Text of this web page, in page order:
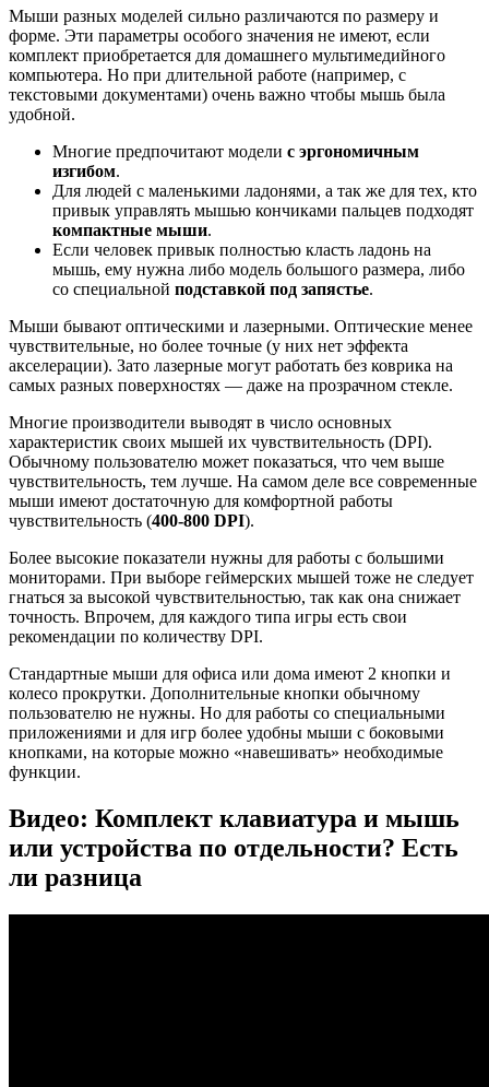
Мыши разных моделей сильно различаются по размеру и
форме. Эти параметры особого значения не имеют, если
комплект приобретается для домашнего мультимедийного
компьютера. Но при длительной работе (например, с
текстовыми документами) очень важно чтобы мышь была
удобной.
Многие предпочитают модели с эргономичным
изгибом.
Для людей с маленькими ладонями, а так же для тех, кто
привык управлять мышью кончиками пальцев подходят
компактные мыши.
Если человек привык полностью класть ладонь на
мышь, ему нужна либо модель большого размера, либо
со специальной подставкой под запястье.
Мыши бывают оптическими и лазерными. Оптические менее
чувствительные, но более точные (у них нет эффекта
акселерации). Зато лазерные могут работать без коврика на
самых разных поверхностях — даже на прозрачном стекле.
Многие производители выводят в число основных
характеристик своих мышей их чувствительность (DPI).
Обычному пользователю может показаться, что чем выше
чувствительность, тем лучше. На самом деле все современные
мыши имеют достаточную для комфортной работы
чувствительность (400-800 DPI).
Более высокие показатели нужны для работы с большими
мониторами. При выборе геймерских мышей тоже не следует
гнаться за высокой чувствительностью, так как она снижает
точность. Впрочем, для каждого типа игры есть свои
рекомендации по количеству DPI.
Стандартные мыши для офиса или дома имеют 2 кнопки и
колесо прокрутки. Дополнительные кнопки обычному
пользователю не нужны. Но для работы со специальными
приложениями и для игр более удобны мыши с боковыми
кнопками, на которые можно «навешивать» необходимые
функции.
Видео: Комплект клавиатура и мышь
или устройства по отдельности? Есть
ли разница